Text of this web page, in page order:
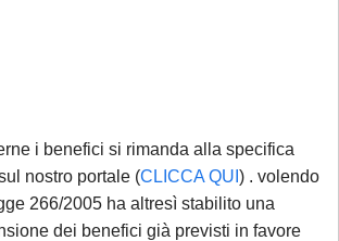
i benefici si rimanda alla specifica
nostro portale (CLICCA QUI ) . volendo
266/2005 ha altresì stabilito una
dei benefici già previsti in favore